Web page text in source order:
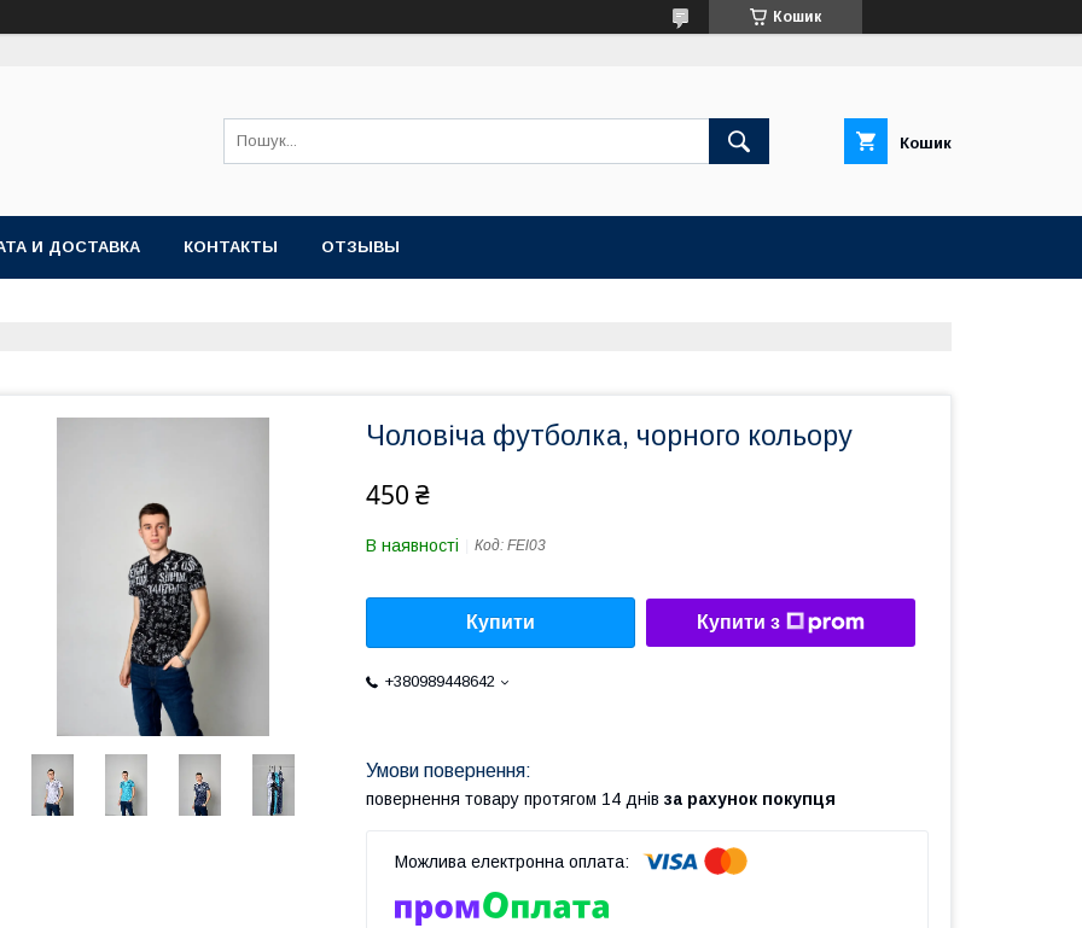
Кошик
Кошик
И ДОСТАВКА КОНТАКТЫ ОТЗЫВЫ
Чоловіча футболка, чорного кольору
450 ₴
В наявності Код: FЕl03
Купити Купити з
+380989448642
повернення товару протягом 14 днів за рахунок покупця